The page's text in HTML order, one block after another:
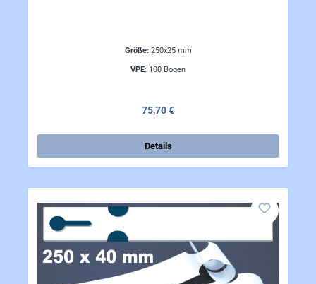
Größe: 250x25 mm
VPE: 100 Bogen
Regulärer Preis:
75,70 €
Details